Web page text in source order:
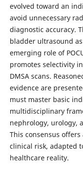
evolved toward an
avoid unnecessary
diagnostic accuracy.
bladder ultrasound
emerging role of
promotes selectivity
DMSA scans.
evidence are
must master basic
multidisciplinary
nephrology, urology,
This consensus
clinical risk, adapted
healthcare reality.